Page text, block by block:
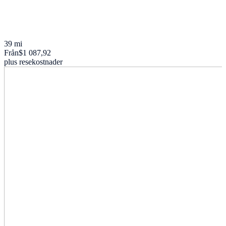
39 mi
Från$1 087,92
plus resekostnader